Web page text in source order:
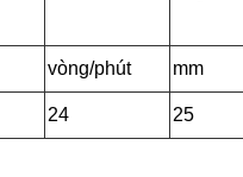
vòng/phút mm
24 25